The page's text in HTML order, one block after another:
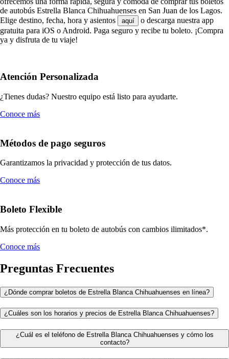
de autobús Estrella Blanca Chihuahuenses en San Juan de los Lagos.
Elige destino, fecha, hora y asientos
aquí
o descarga nuestra app
gratuita para iOS o Android. Paga seguro y recibe tu boleto. ¡Compra
ya y disfruta de tu viaje!
Atención Personalizada
¿Tienes dudas? Nuestro equipo está listo para ayudarte.
Conoce más
Métodos de pago seguros
Garantizamos la privacidad y protección de tus datos.
Conoce más
Boleto Flexible
Más protección en tu boleto de autobús con cambios ilimitados*.
Conoce más
Preguntas Frecuentes
¿Dónde comprar boletos de Estrella Blanca Chihuahuenses en línea?
¿Cuáles son los horarios y precios de Estrella Blanca Chihuahuenses?
¿Cuál es el teléfono de Estrella Blanca Chihuahuenses y cómo los
contacto?